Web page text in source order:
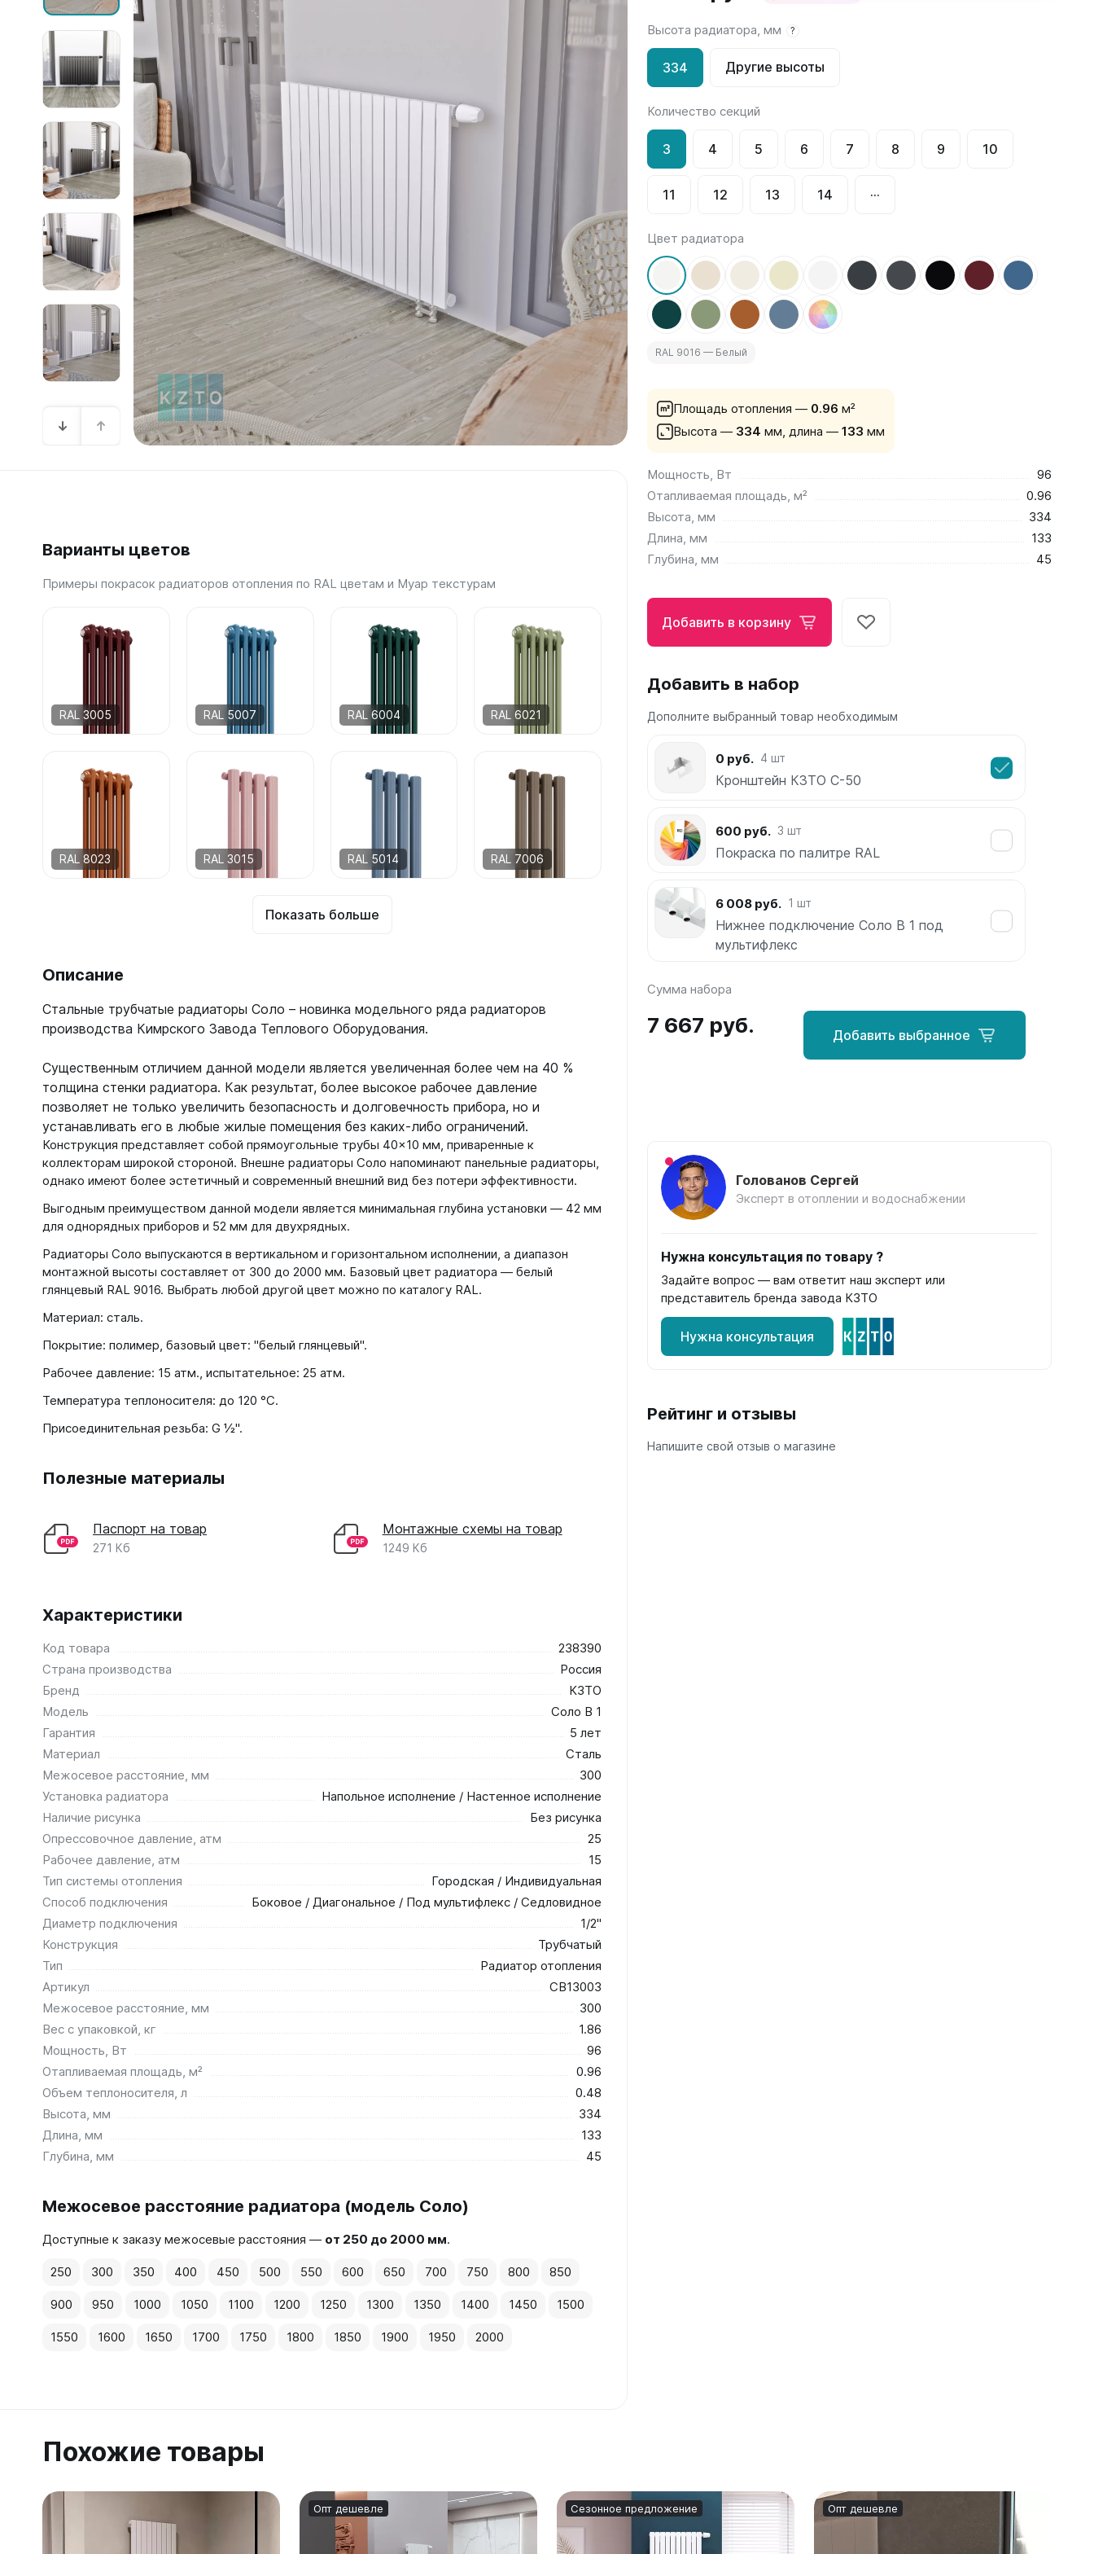
Могут быть трудности с получением
сообщений в WhatsApp и Telegram,
воспользуйтесь другими каналами
связи.
Написать в WhatsApp
Написать в Telegram
Написать в Max
Ellipse S H
Ellipse P H
Гармония
Гармония 1, 2
Гармония C25 N
Гармония А40
Гармония А25 N
Гармония А20
РС и РСК Соло
Соло В
Параллели
Параллели В
Параллели Г
Quadrum 30 H
Quadrum 30 V
Quadrum 40 H
Quadrum 40 V
Quadrum 50 H
Quadrum 50 V
Еще...
Quadrum NEO
Quadrum Neo 50 V
Quadrum Neo 50 H
Зеркала
Зеркало А40
Зеркало Г
Высота радиатора, мм ?
334 Другие высоты
Количество секций
3 4 5 6 7 8 9 10
11 12 13 14 ···
Цвет радиатора
RAL 9016 — Белый
Площадь отопления — 0.96 м²
Высота — 334 мм,длина —133 мм
Мощность, Вт
96
Отапливаемая площадь, м²
0.96
Высота, мм
334
Длина, мм
133
Глубина, мм
45
Добавить в корзину
Добавить в набор
Дополните выбранный товар необходимым
0 руб. 4 шт
Кронштейн КЗТО С-50
600 руб. 3 шт
Покраска по палитре RAL
6 008 руб. 1 шт
Нижнее подключение Соло В 1 под
мультифлекс
Сумма набора
7 667 руб. Добавить выбранное
Голованов Сергей
Эксперт в отоплении и водоснабжении
Нужна консультация по товару ?
Задайте вопрос — вам ответит наш эксперт или
представитель бренда завода КЗТО
Нужна консультация
Рейтинг и отзывы
Напишите свой отзыв о магазине
Варианты цветов
Примеры покрасок радиаторов отопления по RAL цветам и Муар текстурам
RAL 3005 RAL 5007 RAL 6004 RAL 6021
RAL 8023 RAL 3015 RAL 5014 RAL 7006
Показать больше
Описание
Стальные трубчатые радиаторы Соло – новинка модельного ряда радиаторов
производства Кимрского Завода Теплового Оборудования.
Существенным отличием данной модели является увеличенная более чем на 40 %
толщина стенки радиатора. Как результат, более высокое рабочее давление
позволяет не только увеличить безопасность и долговечность прибора, но и
устанавливать его в любые жилые помещения без каких-либо ограничений.
Конструкция представляет собой прямоугольные трубы 40×10 мм, приваренные к
коллекторам широкой стороной. Внешне радиаторы Соло напоминают панельные радиаторы,
однако имеют более эстетичный и современный внешний вид без потери эффективности.
Выгодным преимуществом данной модели является минимальная глубина установки ― 42 мм
для однорядных приборов и 52 мм для двухрядных.
Радиаторы Соло выпускаются в вертикальном и горизонтальном исполнении, а диапазон
монтажной высоты составляет от 300 до 2000 мм. Базовый цвет радиатора — белый
глянцевый RAL 9016. Выбрать любой другой цвет можно по каталогу RAL.
Материал: сталь.
Покрытие: полимер, базовый цвет: "белый глянцевый".
Рабочее давление: 15 атм., испытательное: 25 атм.
Температура теплоносителя: до 120 °С.
Присоединительная резьба: G ½".
Полезные материалы
Паспорт на товар
271 Кб
Монтажные схемы на товар
1249 Кб
Характеристики
Код товара
238390
Страна производства
Россия
Бренд
КЗТО
Модель
Соло В 1
Гарантия
5 лет
Материал
Сталь
Межосевое расстояние, мм
300
Установка радиатора
Напольное исполнение / Настенное исполнение
Наличие рисунка
Без рисунка
Опрессовочное давление, атм
25
Рабочее давление, атм
15
Тип системы отопления
Городская / Индивидуальная
Способ подключения
Боковое / Диагональное / Под мультифлекс / Седловидное
Диаметр подключения
1/2"
Конструкция
Трубчатый
Тип
Радиатор отопления
Артикул
СВ13003
Межосевое расстояние, мм
300
Вес с упаковкой, кг
1.86
Мощность, Вт
96
Отапливаемая площадь, м²
0.96
Объем теплоносителя, л
0.48
Высота, мм
334
Длина, мм
133
Глубина, мм
45
Межосевое расстояние радиатора (модель Соло)
Доступные к заказу межосевые расстояния — от 250 до 2000 мм.
250 300 350 400 450 500 550 600 650 700 750 800 850
900 950 1000 1050 1100 1200 1250 1300 1350 1400 1450 1500
1550 1600 1650 1700 1750 1800 1850 1900 1950 2000
Похожие товары
Опт дешевле Сезонное предложение Опт дешевле